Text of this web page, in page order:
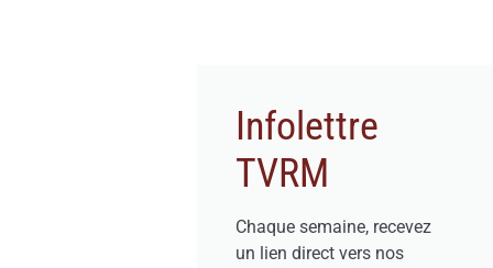
Infolettre
TVRM
Chaque semaine, recevez
un lien direct vers nos